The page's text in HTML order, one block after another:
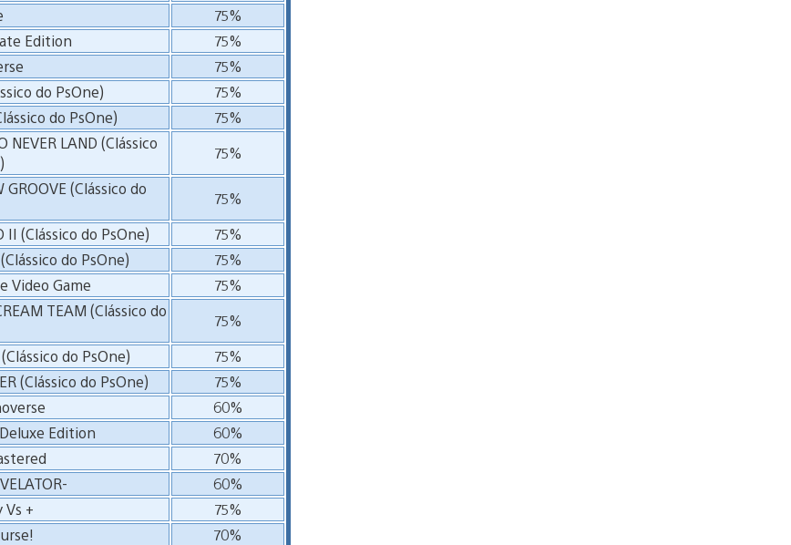
75%
Edition
75%
75%
do PsOne)
75%
do PsOne)
75%
NEVER LAND (Clássico
75%
GROOVE (Clássico do
75%
II (Clássico do PsOne)
75%
(Clássico do PsOne)
75%
Video Game
75%
TEAM (Clássico do
75%
(Clássico do PsOne)
75%
(Clássico do PsOne)
75%
60%
Edition
60%
70%
60%
Vs +
75%
70%